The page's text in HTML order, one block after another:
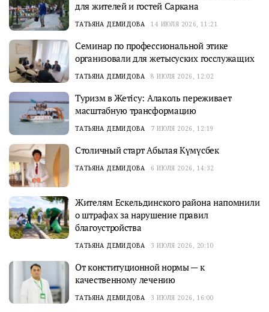
для жителей и гостей Саркана
ТАТЬЯНА ДЕМИДОВА 14 ИЮЛЯ 2026, 11:21
Семинар по профессиональной этике
организовали для жетысуских госслужащих
ТАТЬЯНА ДЕМИДОВА 8 ИЮЛЯ 2026, 12:02
Туризм в Жетісу: Алаколь переживает
масштабную трансформацию
ТАТЬЯНА ДЕМИДОВА 7 ИЮЛЯ 2026, 12:19
Столичный старт Абылая Күмүсбек
ТАТЬЯНА ДЕМИДОВА 6 ИЮЛЯ 2026, 14:32
Жителям Ескельдинского района напомнили
о штрафах за нарушение правил
благоустройства
ТАТЬЯНА ДЕМИДОВА 3 ИЮЛЯ 2026, 20:10
От конституционной нормы — к
качественному лечению
ТАТЬЯНА ДЕМИДОВА 3 ИЮЛЯ 2026, 16:00